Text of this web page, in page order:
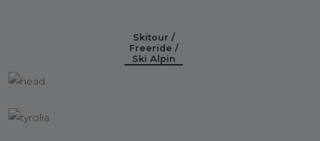
Skitour /
Freeride /
Ski Alpin